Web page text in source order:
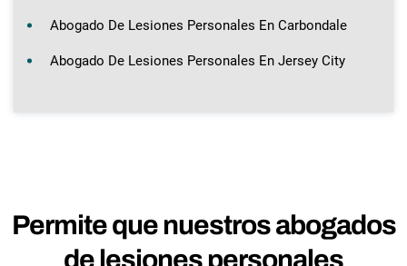
Abogado De Lesiones Personales En Carbondale
Abogado De Lesiones Personales En Jersey City
Permite que nuestros abogados
de lesiones personales